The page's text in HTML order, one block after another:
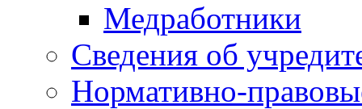
Медработники
Сведения об
Нормативно-